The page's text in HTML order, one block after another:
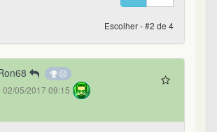
Escolher - #2 de 4
02/05/2017 09:15